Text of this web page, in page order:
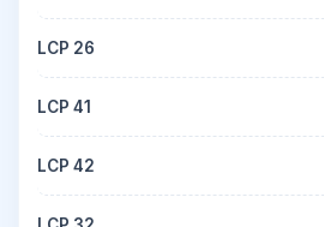
LCP 26
LCP 41
LCP 42